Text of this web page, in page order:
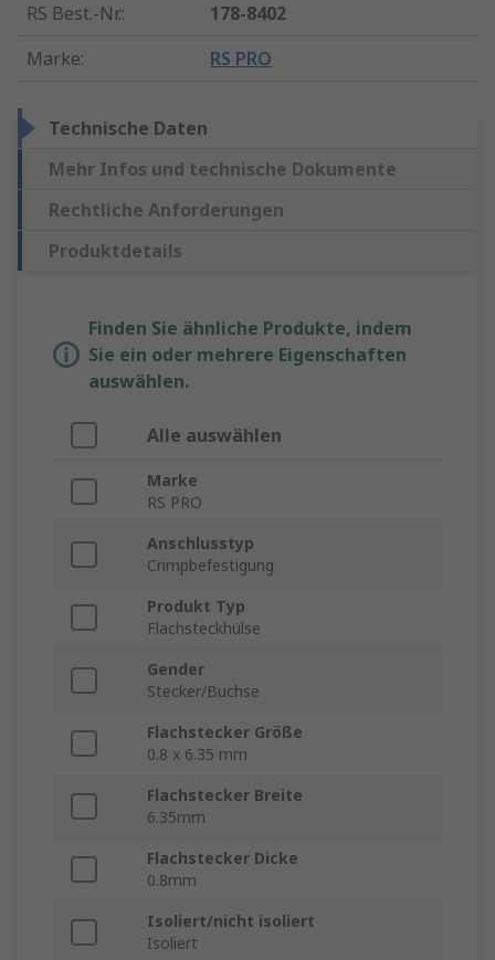
RS Best.-Nr.:
178-8402
Marke: RS PRO
Technische Daten
Mehr Infos und technische Dokumente
Rechtliche Anforderungen
Produktdetails
Finden Sie ähnliche Produkte, indem
Sie ein oder mehrere Eigenschaften
auswählen.
Alle auswählen
Marke
RS PRO
Anschlusstyp
Crimpbefestigung
Produkt Typ
Flachsteckhülse
Gender
Stecker/Buchse
Flachstecker Größe
0.8 x 6.35 mm
Flachstecker Breite
6.35mm
Flachstecker Dicke
0.8mm
Isoliert/nicht isoliert
Isoliert